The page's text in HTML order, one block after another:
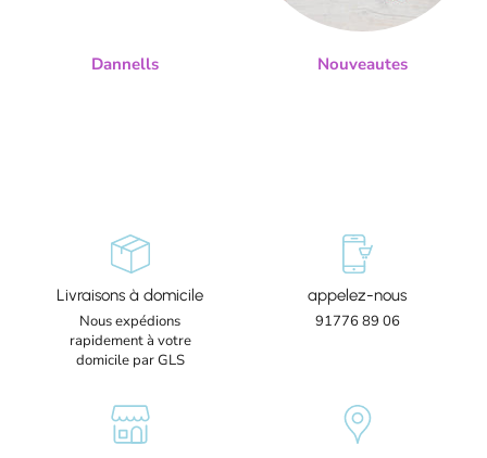
Dannells Nouveautes
Livraisons à domicile
Nous expédions
rapidement à votre
domicile par GLS
appelez-nous
91776 89 06